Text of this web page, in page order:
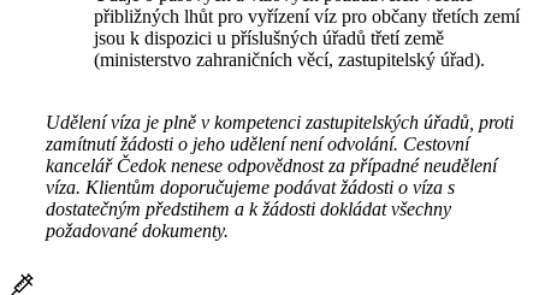
přibližných lhůt pro vyřízení víz pro občany třetích zemí
jsou k dispozici u příslušných úřadů třetí země
(ministerstvo zahraničních věcí, zastupitelský úřad).
Udělení víza je plně v kompetenci zastupitelských úřadů, proti
zamítnutí žádosti o jeho udělení není odvolání. Cestovní
kancelář Čedok nenese odpovědnost za případné neudělení
víza. Klientům doporučujeme podávat žádosti o víza s
dostatečným předstihem a k žádosti dokládat všechny
požadované dokumenty.